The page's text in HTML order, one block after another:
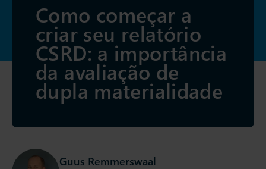
Como começar a
criar seu relatório
CSRD: a importância
da avaliação de
dupla materialidade
Guus Remmerswaal